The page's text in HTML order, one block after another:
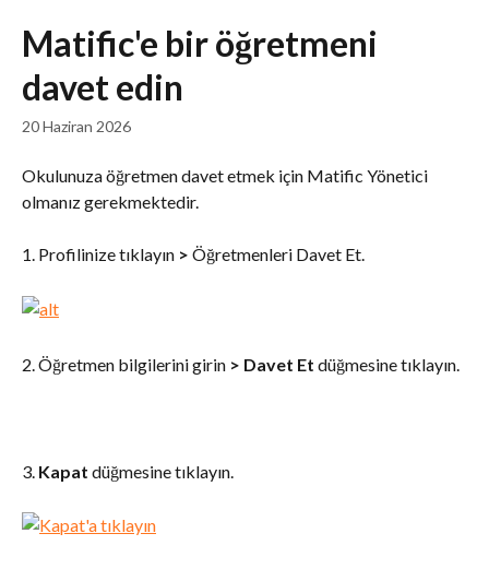
Matific'e bir öğretmeni
davet edin
20 Haziran 2026
Okulunuza öğretmen davet etmek için Matific Yönetici
olmanız gerekmektedir.
1. Profilinize tıklayın > Öğretmenleri Davet Et.
2. Öğretmen bilgilerini girin > Davet Et düğmesine tıklayın.
3. Kapat düğmesine tıklayın.